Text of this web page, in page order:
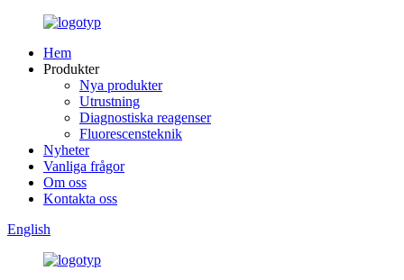
Hem
Produkter
Nya produkter
Utrustning
Diagnostiska reagenser
Fluorescensteknik
Nyheter
Vanliga frågor
Om oss
Kontakta oss
English